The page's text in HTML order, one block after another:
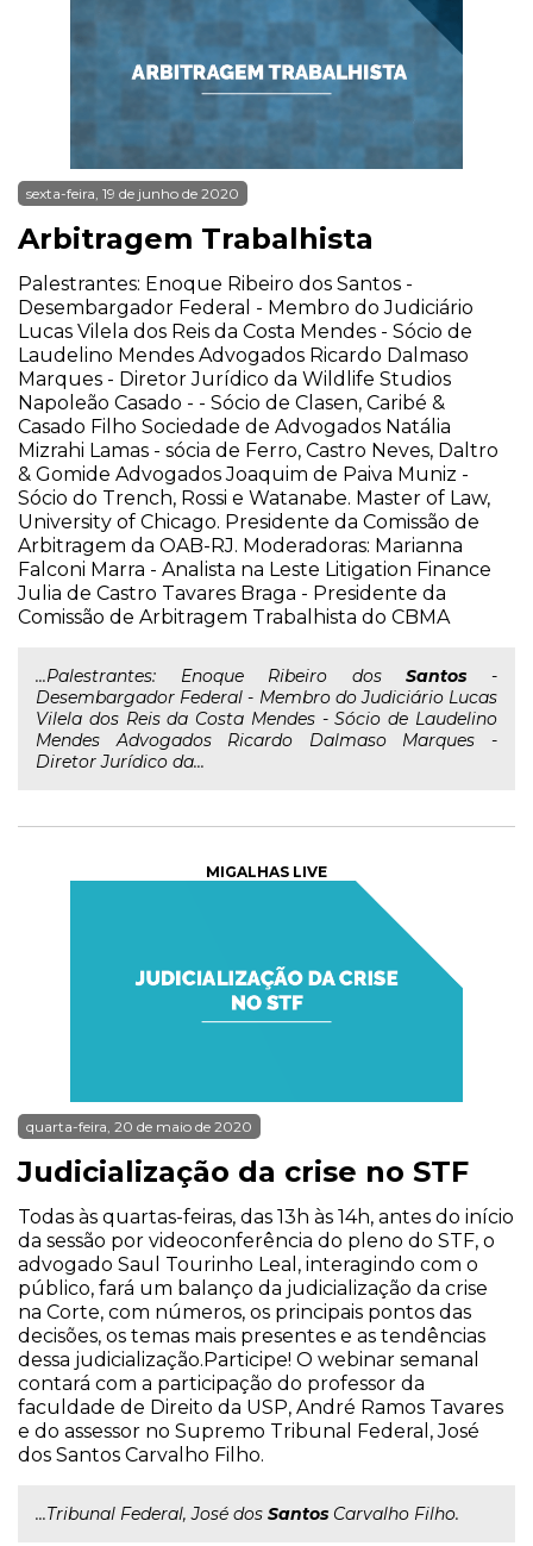
sexta-feira, 19 de junho de 2020
Arbitragem Trabalhista
Palestrantes: Enoque Ribeiro dos Santos -
Desembargador Federal - Membro do Judiciário
Lucas Vilela dos Reis da Costa Mendes - Sócio de
Laudelino Mendes Advogados Ricardo Dalmaso
Marques - Diretor Jurídico da Wildlife Studios
Napoleão Casado - - Sócio de Clasen, Caribé &
Casado Filho Sociedade de Advogados Natália
Mizrahi Lamas - sócia de Ferro, Castro Neves, Daltro
& Gomide Advogados Joaquim de Paiva Muniz -
Sócio do Trench, Rossi e Watanabe. Master of Law,
University of Chicago. Presidente da Comissão de
Arbitragem da OAB-RJ. Moderadoras: Marianna
Falconi Marra - Analista na Leste Litigation Finance
Julia de Castro Tavares Braga - Presidente da
Comissão de Arbitragem Trabalhista do CBMA
...Palestrantes: Enoque Ribeiro dosSantos -
Desembargador Federal - Membro do Judiciário Lucas
Vilela dos Reis da Costa Mendes - Sócio de Laudelino
Mendes Advogados Ricardo Dalmaso Marques -
Diretor Jurídico da...
MIGALHAS LIVE
quarta-feira, 20 de maio de 2020
Judicialização da crise no STF
Todas às quartas-feiras, das 13h às 14h, antes do início
da sessão por videoconferência do pleno do STF, o
advogado Saul Tourinho Leal, interagindo com o
público, fará um balanço da judicialização da crise
na Corte, com números, os principais pontos das
decisões, os temas mais presentes e as tendências
dessa judicialização.Participe! O webinar semanal
contará com a participação do professor da
faculdade de Direito da USP, André Ramos Tavares
e do assessor no Supremo Tribunal Federal, José
dos Santos Carvalho Filho.
...Tribunal Federal, José dos Santos Carvalho Filho.